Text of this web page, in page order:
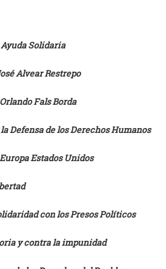
Solidaria
Alvear Restrepo
Fals Borda
Defensa de los Derechos Humanos
Estados Unidos
con los Presos Políticos
y contra la impunidad